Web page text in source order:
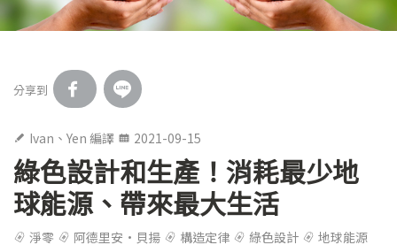
分享到
Ivan、Yen 編譯 2021-09-15
綠色設計和生產！消耗最少地
球能源、帶來最大生活
淨零 阿德里安·貝揚 構造定律 綠色設計
地球能源